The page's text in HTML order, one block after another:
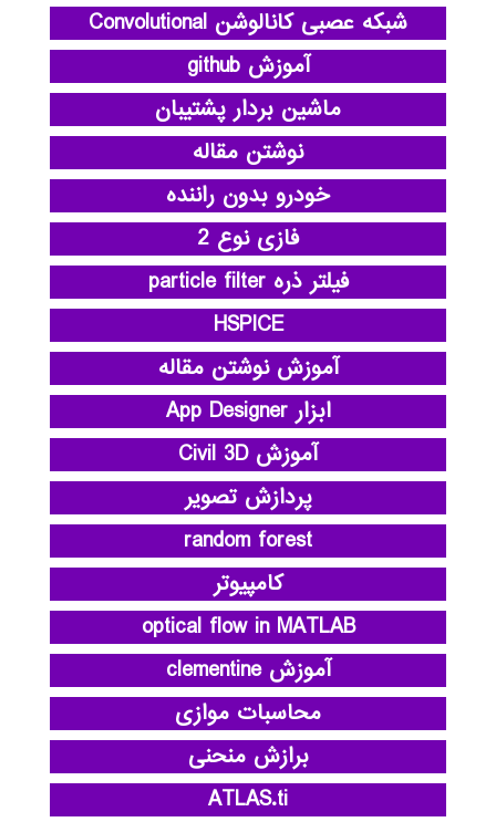
شبکه عصبی کانالوشن Convolutional
آموزش github
ماشین بردار پشتیبان
نوشتن مقاله
خودرو بدون راننده
فازی نوع 2
فیلتر ذره particle filter
HSPICE
آموزش نوشتن مقاله
ابزار App Designer
آموزش Civil 3D
پردازش تصویر
random forest
کامپیوتر
optical flow in MATLAB
آموزش clementine
محاسبات موازی
برازش منحنی
ATLAS.ti